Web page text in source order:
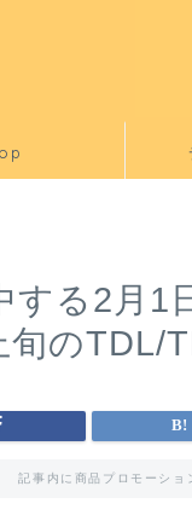
する2月1
のTDL/
記事内に商品プロモーショ